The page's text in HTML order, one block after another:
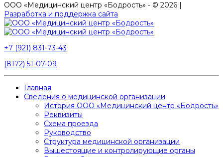
ООО «Медицинский центр «Бодрость» - © 2026 |
Разработка и поддержка сайта
+7 (921) 831-73-43
(8172) 51-07-09
Главная
Сведения о медицинской организации
История ООО «Медицинский центр «Бодрость»
Реквизиты
Схема проезда
Руководство
Структура медицинской организации
Вышестоящие и контролирующие органы